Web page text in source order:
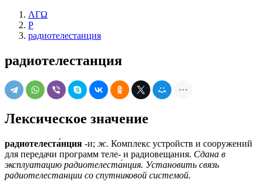
ΛΓΩ
Р
радиотелестанция
радиотелестанция
Лексическое значение
радиотелеста́нция -и; ж. Комплекс устройств и сооружений
для передачи программ теле- и радиовещания. Сдана в
эксплуатацию радиотелеста́нция. Установить связь
радиотелестанции со спутниковой системой.